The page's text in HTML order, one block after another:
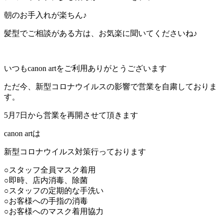
朝のお手入れが楽ちん♪
髪型でご相談がある方は、お気楽に聞いてくださいね♪
いつもcanon artをご利用ありがとうございます
ただ今、新型コロナウイルスの影響で営業を自粛しておりま
す。
5月7日から営業を再開させて頂きます
canon artは
新型コロナウイルス対策行っております
○スタッフ全員マスク着用
○即時、店内消毒、除菌
○スタッフの定期的な手洗い
○お客様への手指の消毒
○お客様へのマスク着用協力